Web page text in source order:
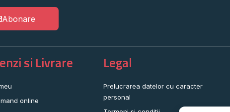
Abonare
si Livrare
online
Legal
Prelucrarea datelor cu caracter
personal